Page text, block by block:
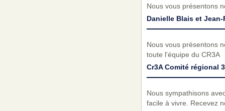
Nous vous présentons
Danielle Blais et Jean-
Nous vous présentons
toute l'équipe du CR3A
Cr3A Comité régional
Nous sympathisons
facile à vivre. Recevez